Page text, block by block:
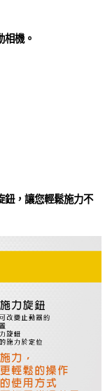
相機。
鈕，讓您輕鬆施力不